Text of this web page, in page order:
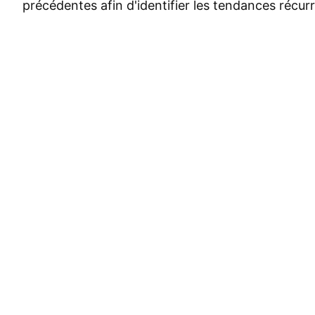
précédentes afin d'identifier les tendances